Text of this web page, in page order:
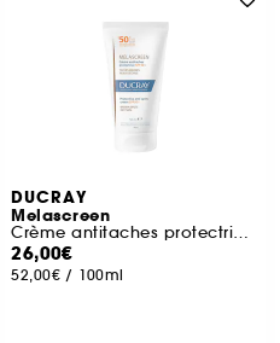
DUCRAY
Melascreen
Crème antitaches protectrice SPF50+
26,00€
52,00€ / 100ml